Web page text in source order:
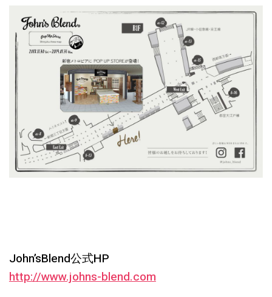
John’sBlend公式HP
http://www.johns-blend.com